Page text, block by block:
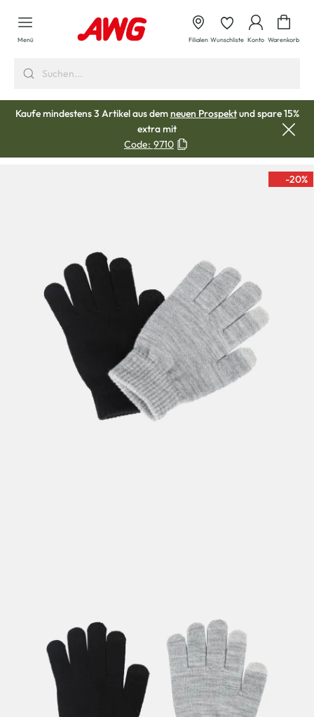
springen
Menü Filialen Wunschliste Konto Warenkorb
Kaufe mindestens 3 Artikel aus demneuen Prospektund spare 15%
extra mit
Code: 9710
-20%